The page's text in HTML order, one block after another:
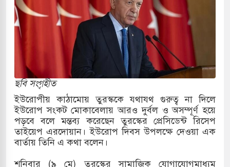
‘গঙ্গা জল’ ঢালার ঘোষণা হিন্দু রক্ষা দলের
কাছে দোয়া চাইলেন প্রধানমন্ত্রী তারেক রহমান
সফরে দক্ষিণ সুদান ও আবেই গেলেন সেনাপ্রধান
ফ্রি ব্যবহারকারীদের জন্য মেসেজ লিমিট তুলে নিল
পাকিস্তানি হাইকমিশনারের বাসভবনে আগুন, আইসিইউতে
ছবি সংগৃহীত
ইউরোপীয় কাঠামোয় তুরস্ককে যথাযথ গুরুত্ব না দিলে
ইউরোপ সংকট মোকাবেলায় আরও দুর্বল ও অসম্পূর্ণ হয়ে
পড়বে বলে মন্তব্য করেছেন তুরস্কের প্রেসিডেন্ট রিসেপ
তাইয়েপ এরদোয়ান। ইউরোপ দিবস উপলক্ষে দেওয়া এক
বার্তায় তিনি এ কথা বলেন।
শনিবার (৯ মে) তুরস্কের সামাজিক যোগাযোগমাধ্যম